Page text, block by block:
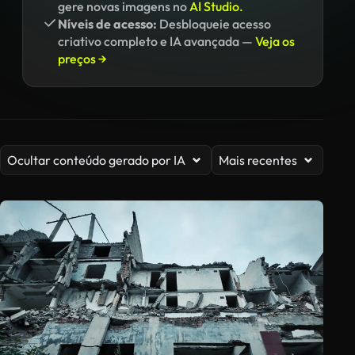
gere novas imagens noAI Studio.
Níveis de acesso: Desbloqueie acesso
criativo completo e IA avançada — Veja os
preços →
Ocultar conteúdo gerado por IA Mais recentes